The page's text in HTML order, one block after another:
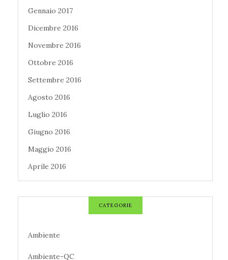
Gennaio 2017
Dicembre 2016
Novembre 2016
Ottobre 2016
Settembre 2016
Agosto 2016
Luglio 2016
Giugno 2016
Maggio 2016
Aprile 2016
CATEGORIE
Ambiente
Ambiente-QC